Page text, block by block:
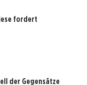
fordert
der Gegensätze